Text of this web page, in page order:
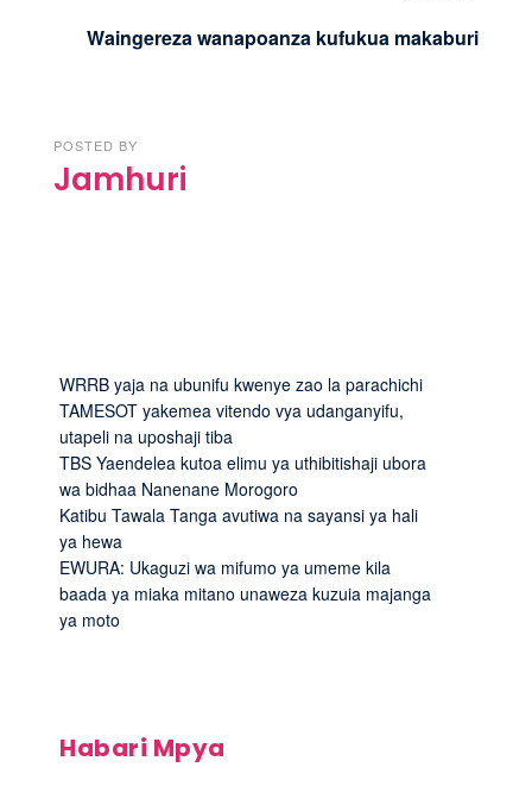
Waingereza wanapoanza kufukua makaburi
POSTED BY
Jamhuri
WRRB yaja na ubunifu kwenye zao la parachichi
TAMESOT yakemea vitendo vya udanganyifu,
utapeli na uposhaji tiba
TBS Yaendelea kutoa elimu ya uthibitishaji ubora
wa bidhaa Nanenane Morogoro
Katibu Tawala Tanga avutiwa na sayansi ya hali
ya hewa
EWURA: Ukaguzi wa mifumo ya umeme kila
baada ya miaka mitano unaweza kuzuia majanga
ya moto
Habari Mpya